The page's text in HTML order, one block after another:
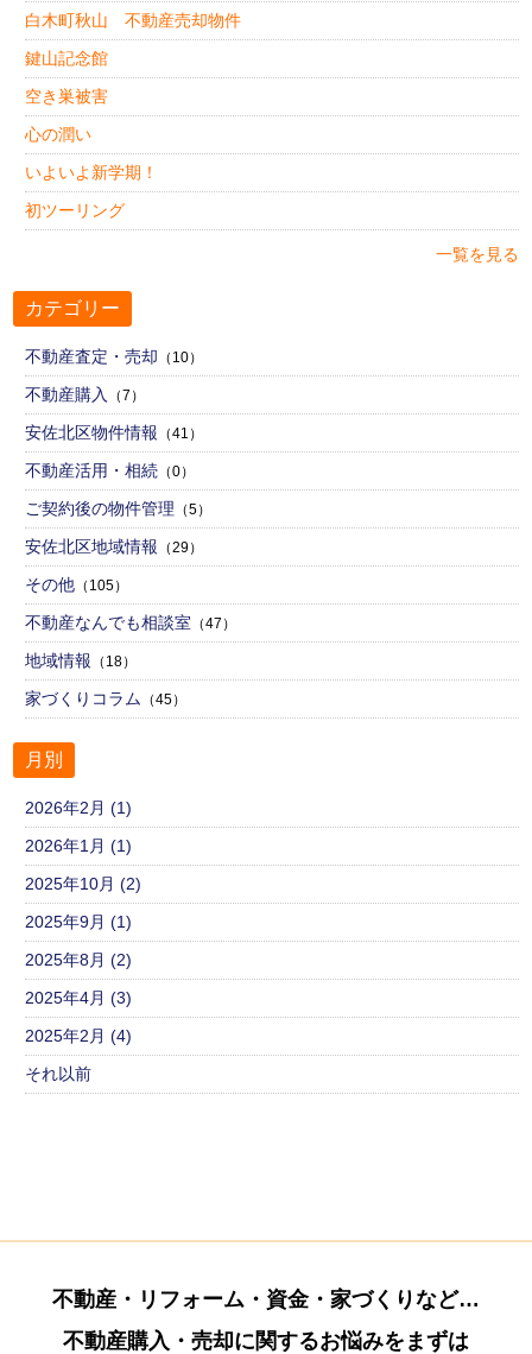
白木町秋山 不動産売却物件
鍵山記念館
空き巣被害
心の潤い
いよいよ新学期！
初ツーリング
一覧を見る
カテゴリー
不動産査定・売却 （10）
不動産購入 （7）
安佐北区物件情報 （41）
不動産活用・相続 （0）
ご契約後の物件管理 （5）
安佐北区地域情報 （29）
その他 （105）
不動産なんでも相談室 （47）
地域情報 （18）
家づくりコラム （45）
月別
2026年2月 (1)
2026年1月 (1)
2025年10月 (2)
2025年9月 (1)
2025年8月 (2)
2025年4月 (3)
2025年2月 (4)
それ以前
不動産・リフォーム・資金・家づくりなど…
不動産購入・売却に関するお悩みをまずは